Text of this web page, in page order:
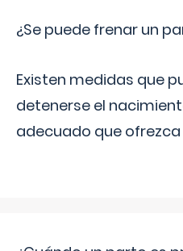
¿Se puede frenar un
Existen medidas que
detenerse el
adecuado que